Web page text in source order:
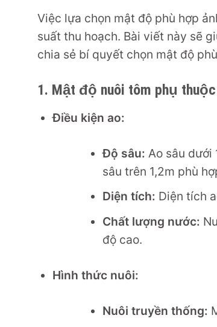
Việc lựa chọn mật độ phù hợp
suất thu hoạch. Bài viết này sẽ
chia sẻ bí quyết chọn mật độ
1. Mật độ nuôi tôm phụ thuộc
Điều kiện ao:
Độ sâu: Ao sâu dưới
sâu trên 1,2m phù
Diện tích: Diện tích
Chất lượng nước:
độ cao.
Hình thức nuôi:
Nuôi truyền thống: